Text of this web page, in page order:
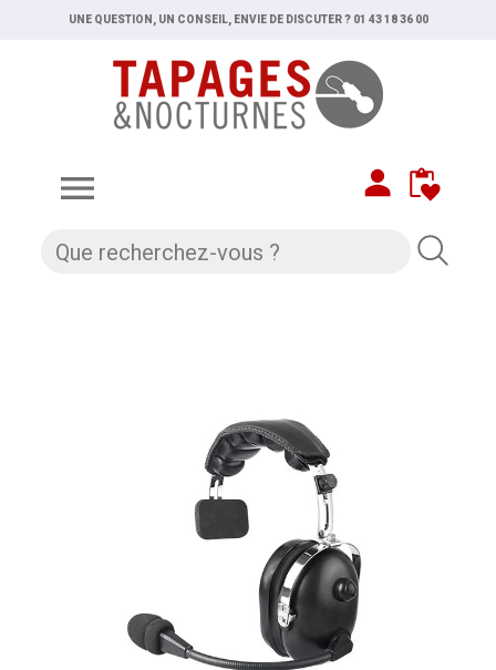
UNE QUESTION, UN CONSEIL, ENVIE DE DISCUTER ? 01 43 18 36 00
